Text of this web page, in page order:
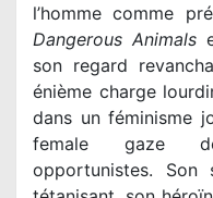
l’homme comme
Dangerous Animals
son regard
énième charge
dans un féminisme
female gaze
opportunistes.